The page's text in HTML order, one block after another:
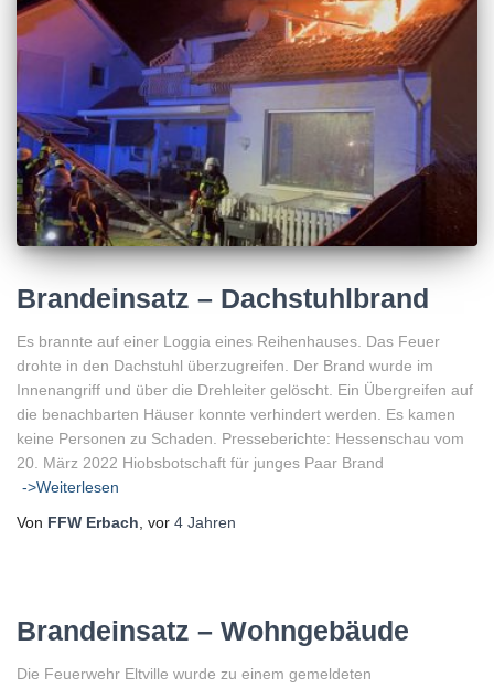
Brandeinsatz – Dachstuhlbrand
Es brannte auf einer Loggia eines Reihenhauses. Das Feuer
drohte in den Dachstuhl überzugreifen. Der Brand wurde im
Innenangriff und über die Drehleiter gelöscht. Ein Übergreifen auf
die benachbarten Häuser konnte verhindert werden. Es kamen
keine Personen zu Schaden. Presseberichte: Hessenschau vom
20. März 2022 Hiobsbotschaft für junges Paar Brand
->Weiterlesen
Von FFW Erbach , vor 4 Jahren
Brandeinsatz – Wohngebäude
Die Feuerwehr Eltville wurde zu einem gemeldeten